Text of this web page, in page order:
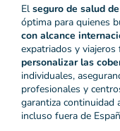
El seguro de salud
óptima para quienes
con alcance
expatriados y
personalizar las
individuales,
profesionales y
garantiza continuidad
incluso fuera de